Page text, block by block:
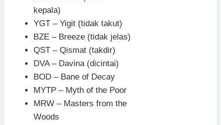
kepala)
YGT – Yigit (tidak takut)
BZE – Breeze (tidak jelas)
QST – Qismat (takdir)
DVA – Davina (dicintai)
BOD – Bane of Decay
MYTP – Myth of the Poor
MRW – Masters from the
Woods